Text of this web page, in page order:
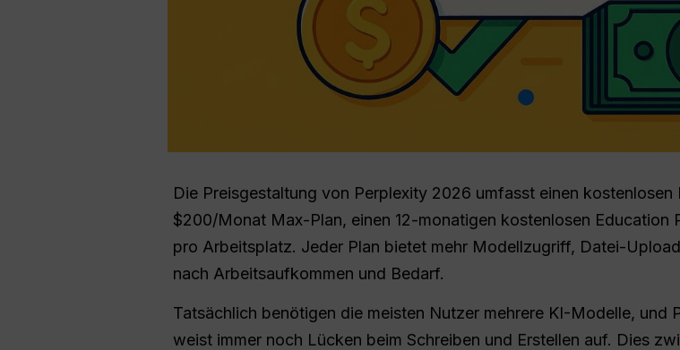
Die Preisgestaltung von Perplexity 2026 umfasst einen
$200/Monat Max-Plan, einen 12-monatigen kostenlosen
pro Arbeitsplatz. Jeder Plan bietet mehr Modellzugriff, Datei-
nach Arbeitsaufkommen und Bedarf.
Tatsächlich benötigen die meisten Nutzer mehrere KI-Modelle, und
weist immer noch Lücken beim Schreiben und Erstellen auf. Dies